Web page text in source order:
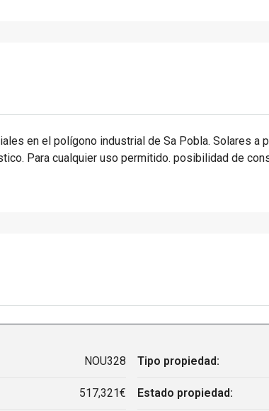
en el polígono industrial de Sa Pobla. Solares a
Para cualquier uso permitido. posibilidad de
NOU328
517,321€
Tipo propiedad:
Estado propiedad: